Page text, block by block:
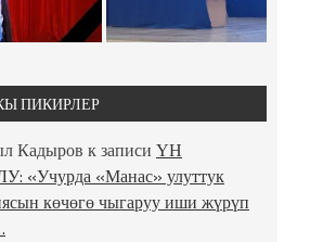
ПИКИРЛЕР
Кадыров к записи ҮН
«Учурда «Манас» улуттук
көчөгө чыгаруу иши жүрүп